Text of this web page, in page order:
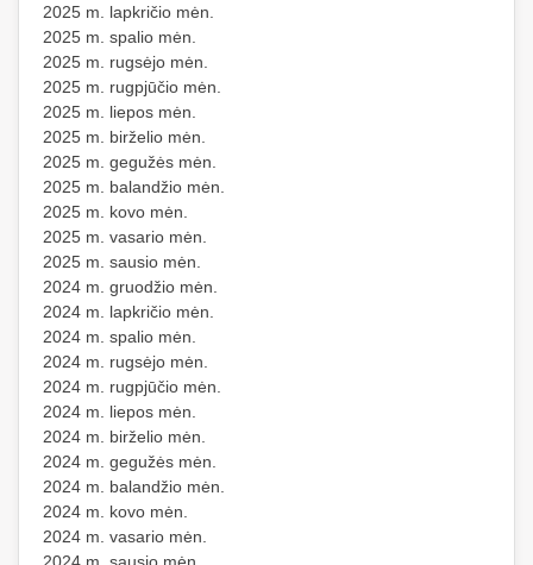
2025 m. lapkričio mėn.
2025 m. spalio mėn.
2025 m. rugsėjo mėn.
2025 m. rugpjūčio mėn.
2025 m. liepos mėn.
2025 m. birželio mėn.
2025 m. gegužės mėn.
2025 m. balandžio mėn.
2025 m. kovo mėn.
2025 m. vasario mėn.
2025 m. sausio mėn.
2024 m. gruodžio mėn.
2024 m. lapkričio mėn.
2024 m. spalio mėn.
2024 m. rugsėjo mėn.
2024 m. rugpjūčio mėn.
2024 m. liepos mėn.
2024 m. birželio mėn.
2024 m. gegužės mėn.
2024 m. balandžio mėn.
2024 m. kovo mėn.
2024 m. vasario mėn.
2024 m. sausio mėn.